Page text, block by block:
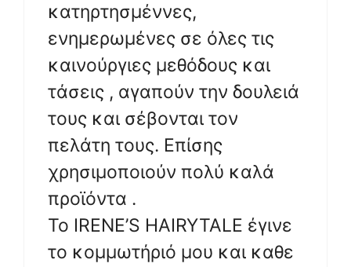
κατηρτησμέννες,
ενημερωμένες σε όλες τις
καινούργιες μεθόδους και
τάσεις , αγαπούν την δουλειά
τους και σέβονται τον
πελάτη τους. Επίσης
χρησιμοποιούν πολύ καλά
προϊόντα .
Το IRENE’S HAIRYTALE έγινε
το κομμωτήριό μου και καθε